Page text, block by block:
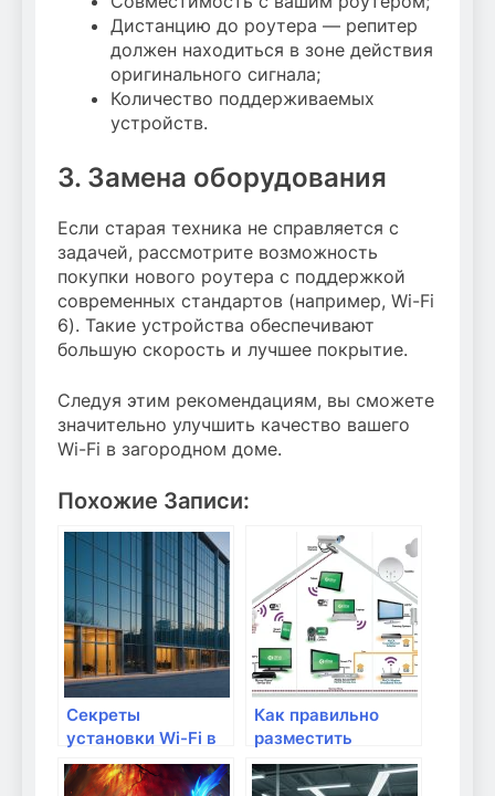
Дистанцию до роутера — репитер
должен находиться в зоне действия
оригинального сигнала;
Количество поддерживаемых
устройств.
3. Замена оборудования
Если старая техника не справляется с
задачей, рассмотрите возможность
покупки нового роутера с поддержкой
современных стандартов (например, Wi-Fi
6). Такие устройства обеспечивают
большую скорость и лучшее покрытие.
Следуя этим рекомендациям, вы сможете
значительно улучшить качество вашего
Wi-Fi в загородном доме.
Похожие Записи:
Секреты
установки Wi-Fi в
многоквартирном
доме
Как правильно
разместить
маршрутизатор в
доме